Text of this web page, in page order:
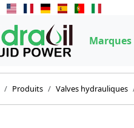
Marques
Produits Valves hydrauliques